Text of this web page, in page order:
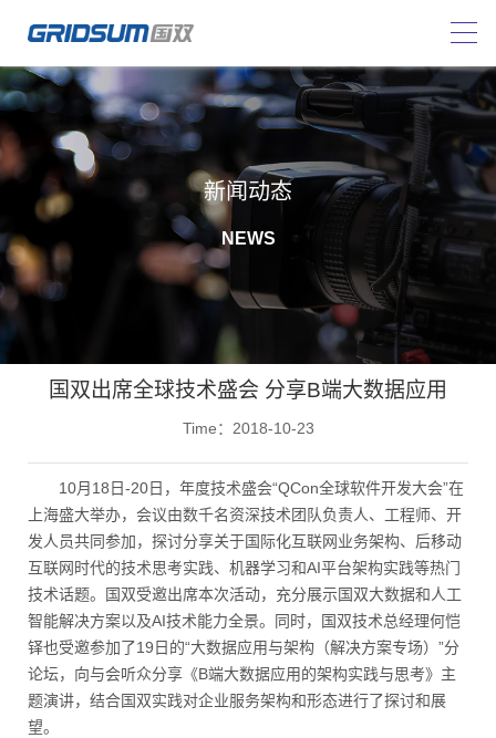
新闻动态
NEWS
国双出席全球技术盛会 分享B端大数据应用
Time：2018-10-23
10月18日-20日，年度技术盛会“QCon全球软件开发大会”在
上海盛大举办，会议由数千名资深技术团队负责人、工程师、开
发人员共同参加，探讨分享关于国际化互联网业务架构、后移动
互联网时代的技术思考实践、机器学习和AI平台架构实践等热门
技术话题。国双受邀出席本次活动，充分展示国双大数据和人工
智能解决方案以及AI技术能力全景。同时，国双技术总经理何恺
铎也受邀参加了19日的“大数据应用与架构（解决方案专场）”分
论坛，向与会听众分享《B端大数据应用的架构实践与思考》主
题演讲，结合国双实践对企业服务架构和形态进行了探讨和展
望。